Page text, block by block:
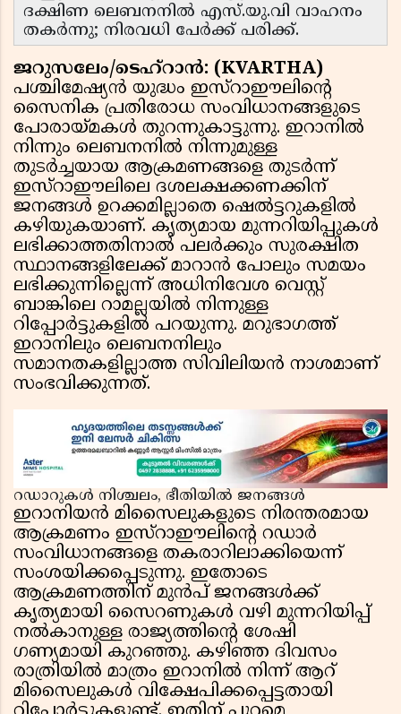
ദക്ഷിണ ലെബനനിൽ എസ്.യു.വി വാഹനം
തകർന്നു; നിരവധി പേർക്ക് പരിക്ക്.
ജറുസലേം/ടെഹ്റാൻ: (KVARTHA)
പശ്ചിമേഷ്യൻ യുദ്ധം ഇസ്റാഈലിന്റെ
സൈനിക പ്രതിരോധ സംവിധാനങ്ങളുടെ
പോരായ്മകൾ തുറന്നുകാട്ടുന്നു. ഇറാനിൽ
നിന്നും ലെബനനിൽ നിന്നുമുള്ള
തുടർച്ചയായ ആക്രമണങ്ങളെ തുടർന്ന്
ഇസ്റാഈലിലെ ദശലക്ഷക്കണക്കിന്
ജനങ്ങൾ ഉറക്കമില്ലാതെ ഷെൽട്ടറുകളിൽ
കഴിയുകയാണ്. കൃത്യമായ മുന്നറിയിപ്പുകൾ
ലഭിക്കാത്തതിനാൽ പലർക്കും സുരക്ഷിത
സ്ഥാനങ്ങളിലേക്ക് മാറാൻ പോലും സമയം
ലഭിക്കുന്നില്ലെന്ന് അധിനിവേശ വെസ്റ്റ്
ബാങ്കിലെ റാമല്ലയിൽ നിന്നുള്ള
റിപ്പോർട്ടുകളിൽ പറയുന്നു. മറുഭാഗത്ത്
ഇറാനിലും ലെബനനിലും
സമാനതകളില്ലാത്ത സിവിലിയൻ നാശമാണ്
സംഭവിക്കുന്നത്.
റഡാറുകൾ നിശ്ചലം, ഭീതിയിൽ ജനങ്ങൾ
ഇറാനിയൻ മിസൈലുകളുടെ നിരന്തരമായ
ആക്രമണം ഇസ്റാഈലിന്റെ റഡാർ
സംവിധാനങ്ങളെ തകരാറിലാക്കിയെന്ന്
സംശയിക്കപ്പെടുന്നു. ഇതോടെ
ആക്രമണത്തിന് മുൻപ് ജനങ്ങൾക്ക്
കൃത്യമായി സൈറണുകൾ വഴി മുന്നറിയിപ്പ്
നൽകാനുള്ള രാജ്യത്തിന്റെ ശേഷി
ഗണ്യമായി കുറഞ്ഞു. കഴിഞ്ഞ ദിവസം
രാത്രിയിൽ മാത്രം ഇറാനിൽ നിന്ന് ആറ്
മിസൈലുകൾ വിക്ഷേപിക്കപ്പെട്ടതായി